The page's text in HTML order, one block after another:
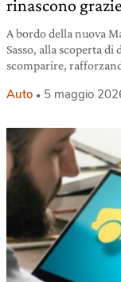
rinascono
A bordo della nuova
Sasso, alla scoperta
scomparire,
Auto 5 maggio